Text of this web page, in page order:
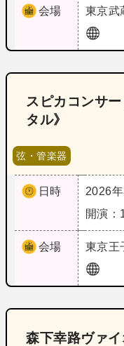
会場 東京武
スピカコンサ
タル》
弦・管楽器
日時
2026年
開演：
会場 東京王
森下幸路ヴァ